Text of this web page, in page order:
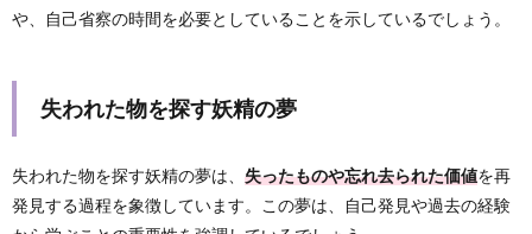
や、自己省察の時間を必要としていることを示しているでしょう。
失われた物を探す妖精の夢
失われた物を探す妖精の夢は、 失ったものや忘れ去られた価値を再
発見する過程を象徴しています。この夢は、自己発見や過去の経験